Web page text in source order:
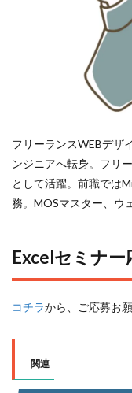
フリーランスWEBデザ
ンジニアへ転身。フリ
として活躍。前職では
務。MOSマスター、ウ
Excelセミナー
コチラから、ご応募お願
関連